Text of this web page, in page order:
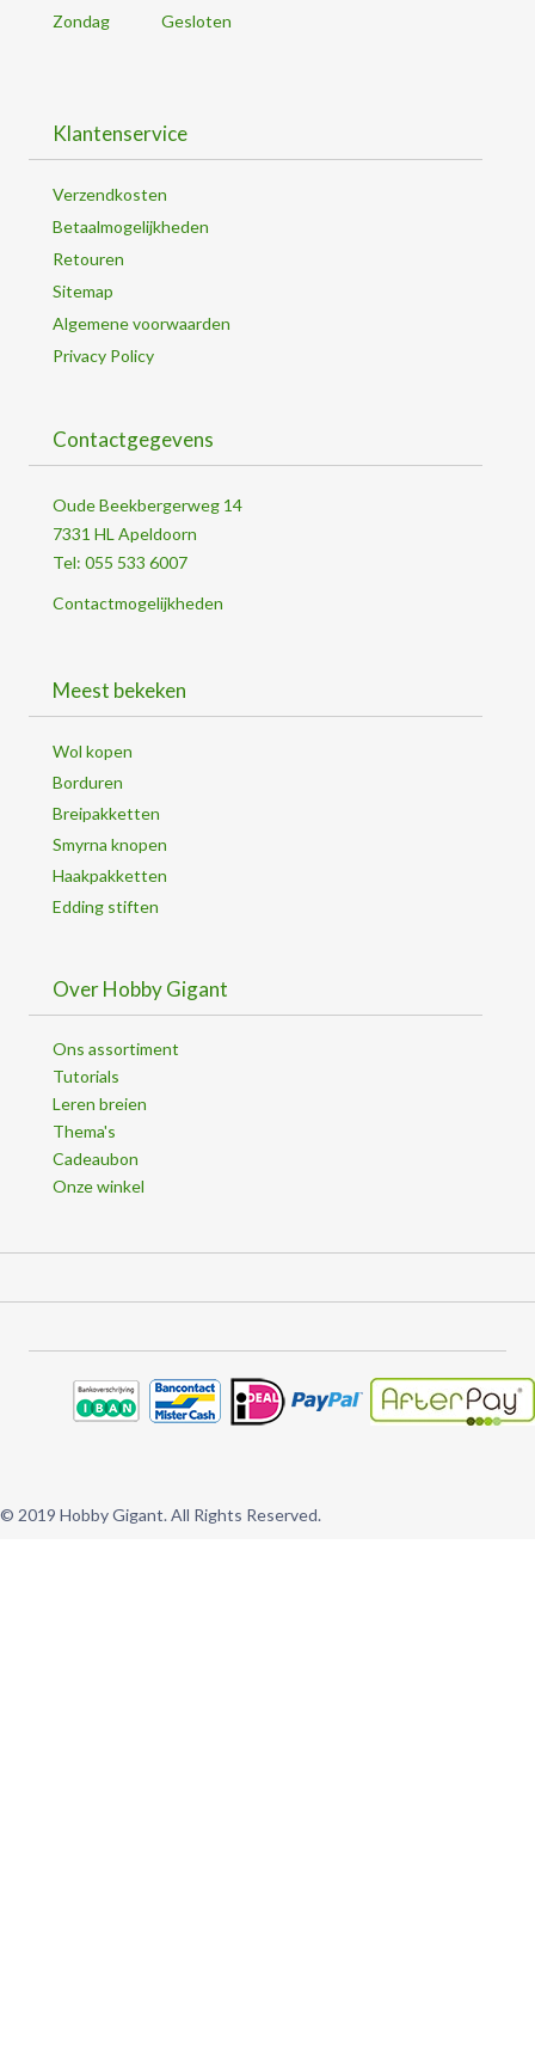
Zondag
Gesloten
Klantenservice
Verzendkosten
Betaalmogelijkheden
Retouren
Sitemap
Algemene voorwaarden
Privacy Policy
Contactgegevens
Oude Beekbergerweg 14
7331 HL Apeldoorn
Tel: 055 533 6007
Contactmogelijkheden
Meest bekeken
Wol kopen
Borduren
Breipakketten
Smyrna knopen
Haakpakketten
Edding stiften
Over Hobby Gigant
Ons assortiment
Tutorials
Leren breien
Thema's
Cadeaubon
Onze winkel
© 2019 Hobby Gigant. All Rights Reserved.